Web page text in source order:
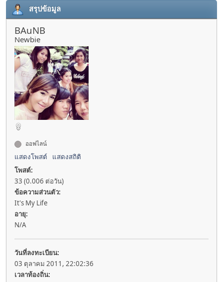
สรุปข้อมูล
BAuNB
Newbie
ออฟไลน์
แสดงโพสต์
แสดงสถิติ
โพสต์:
33 (0.006 ต่อวัน)
ข้อความส่วนตัว:
It's My Life
อายุ:
N/A
วันที่ลงทะเบียน:
03 ตุลาคม 2011, 22:02:36
เวลาท้องถิ่น: